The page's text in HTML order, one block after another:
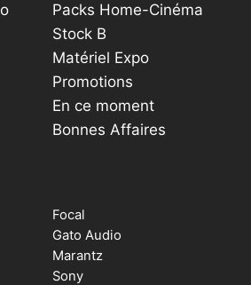
Packs Home-Cinéma
Stock B
Matériel Expo
Promotions
En ce moment
Bonnes Affaires
Focal
Gato Audio
Marantz
Sony